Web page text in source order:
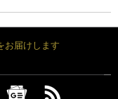
お届けします